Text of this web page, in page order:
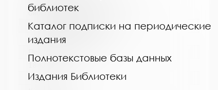
библиотек
Каталог подписки на периодические
издания
Полнотекстовые базы данных
Издания Библиотеки
Кандалакшская централизованная
библиотечная система
Сокращенное название:
МБУ Кандалакшская ЦБС
Город: